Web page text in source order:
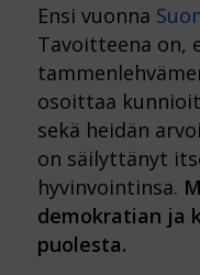
Ensi vuonna
Tavoitteena on,
osoittaa
sekä heidän
on säilyttänyt
hyvinvointinsa.
demokratian ja
puolesta.